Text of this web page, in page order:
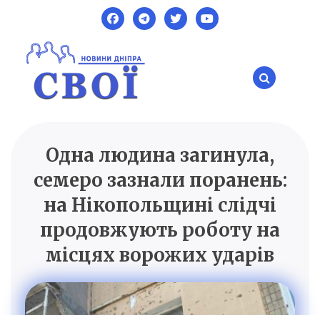
content
SVOI.DP.UA
Новини Дніпра
Одна людина загинула,
семеро зазнали поранень:
на Нікопольщині слідчі
продовжують роботу на
місцях ворожих ударів